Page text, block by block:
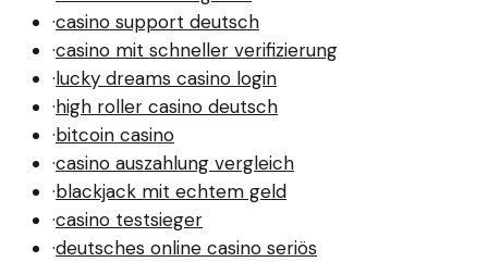
·casino support deutsch
·casino mit schneller verifizierung
·lucky dreams casino login
·high roller casino deutsch
·bitcoin casino
·casino auszahlung vergleich
·blackjack mit echtem geld
·casino testsieger
·deutsches online casino seriös